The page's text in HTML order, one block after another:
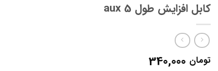
کابل افزایش طول aux 5
تومان